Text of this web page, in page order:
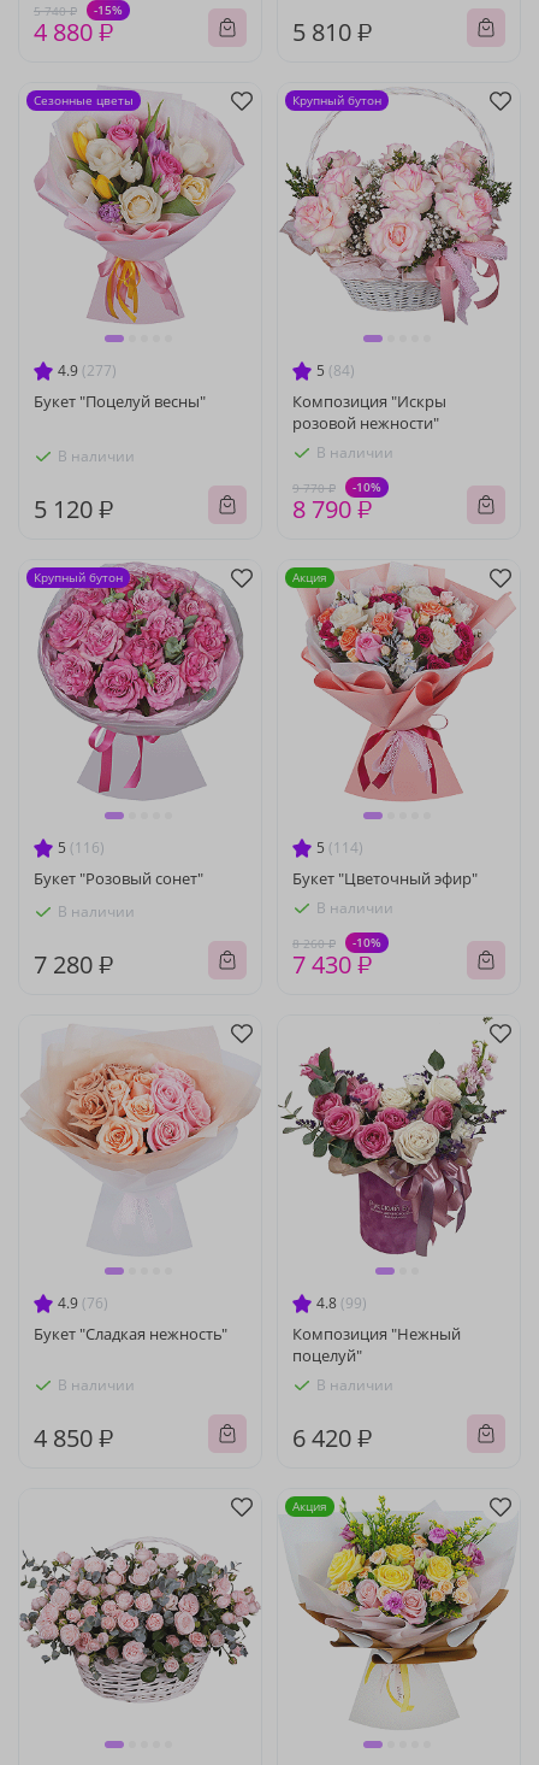
5 740 ₽ -15%
4 880 ₽ 5 810 ₽
4.9 (277)
Букет "Поцелуй весны"
В наличии
5 120 ₽
Сезонные цветы
5 (84)
Композиция "Искры
розовой нежности"
В наличии
9 770 ₽ -10%
8 790 ₽
Крупный бутон
5 (116)
Букет "Розовый сонет"
В наличии
7 280 ₽
Крупный бутон
5 (114)
Букет "Цветочный эфир"
В наличии
8 260 ₽ -10%
7 430 ₽
Акция
4.9 (76)
Букет "Сладкая нежность"
В наличии
4 850 ₽
4.8 (99)
Композиция "Нежный
поцелуй"
В наличии
6 420 ₽
Акция